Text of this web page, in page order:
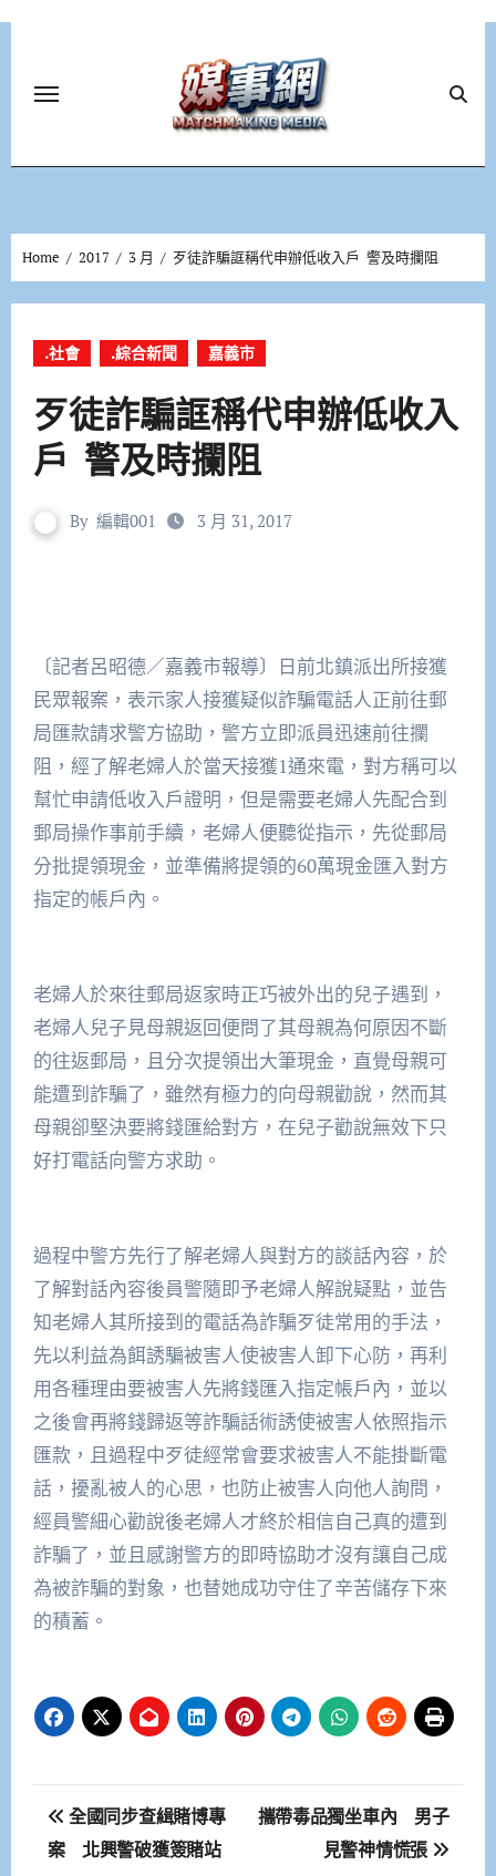
Home 2017 3 月 歹徒詐騙誆稱代申辦低收入戶 警及時攔阻
.社會 .綜合新聞 嘉義市
歹徒詐騙誆稱代申辦低收入
戶 警及時攔阻
By 編輯001 3 月 31, 2017
〔記者呂昭德／嘉義市報導〕日前北鎮派出所接獲
民眾報案，表示家人接獲疑似詐騙電話人正前往郵
局匯款請求警方協助，警方立即派員迅速前往攔
阻，經了解老婦人於當天接獲1通來電，對方稱可以
幫忙申請低收入戶證明，但是需要老婦人先配合到
郵局操作事前手續，老婦人便聽從指示，先從郵局
分批提領現金，並準備將提領的60萬現金匯入對方
指定的帳戶內。
老婦人於來往郵局返家時正巧被外出的兒子遇到，
老婦人兒子見母親返回便問了其母親為何原因不斷
的往返郵局，且分次提領出大筆現金，直覺母親可
能遭到詐騙了，雖然有極力的向母親勸說，然而其
母親卻堅決要將錢匯給對方，在兒子勸說無效下只
好打電話向警方求助。
過程中警方先行了解老婦人與對方的談話內容，於
了解對話內容後員警隨即予老婦人解說疑點，並告
知老婦人其所接到的電話為詐騙歹徒常用的手法，
先以利益為餌誘騙被害人使被害人卸下心防，再利
用各種理由要被害人先將錢匯入指定帳戶內，並以
之後會再將錢歸返等詐騙話術誘使被害人依照指示
匯款，且過程中歹徒經常會要求被害人不能掛斷電
話，擾亂被人的心思，也防止被害人向他人詢問，
經員警細心勸說後老婦人才終於相信自己真的遭到
詐騙了，並且感謝警方的即時協助才沒有讓自己成
為被詐騙的對象，也替她成功守住了辛苦儲存下來
的積蓄。
文
章
全國同步查緝賭博專
案 北興警破獲簽賭站
攜帶毒品獨坐車內 男子
見警神情慌張